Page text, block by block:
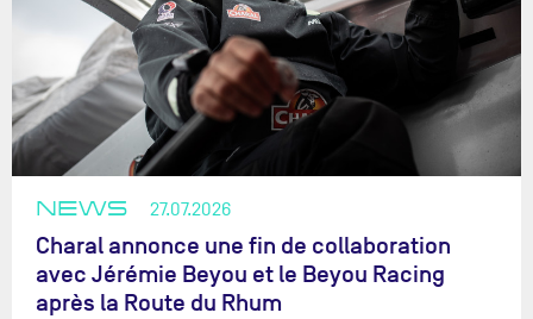
NEWS 27.07.2026
Charal annonce une fin de collaboration
avec Jérémie Beyou et le Beyou Racing
après la Route du Rhum